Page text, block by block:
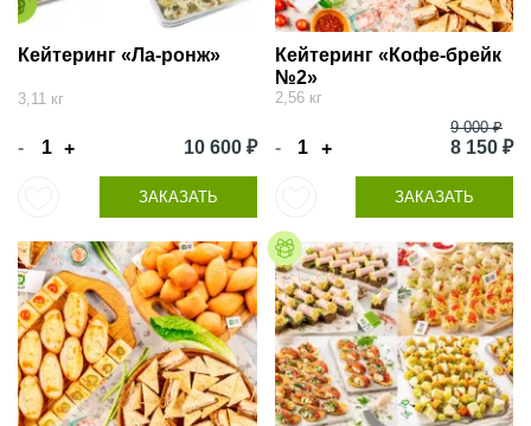
Кейтеринг «Ла-ронж»
3,11 кг
- + 10 600 ₽
ЗАКАЗАТЬ
Кейтеринг «Кофе-брейк
№2»
2,56 кг
- +
9 000 ₽
8 150 ₽
ЗАКАЗАТЬ